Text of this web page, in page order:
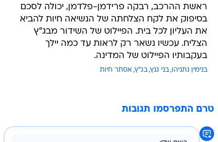
ראשת ההרכב, רבקה פרידמן-פלדמן, יכולה לסכם
בסיפוק את לקח הצלחתה של הנשיאה חיות להביא
את העליון לכל בית. הפיילוט של השידור מבג"ץ
הצליח. עכשיו נשאר רק לראות עד כמה יילך
בעקבותיו הפיילוט של המדינה.
בנימין נתניהו בני גנץ בג"ץ אסתר חיות
טרם התפרסמו תגובות